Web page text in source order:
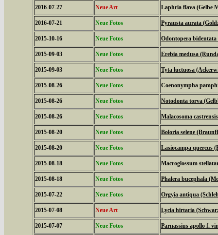
2016-07-27 Neue Art Laphria flava (Gelbe
2016-07-21 Neue Fotos Pyrausta aurata
2015-10-16 Neue Fotos Odontopera
2015-09-03 Neue Fotos Erebia medusa
2015-09-03 Neue Fotos Tyta luctuosa
2015-08-26 Neue Fotos Coenonympha
2015-08-26 Neue Fotos Notodonta torva
2015-08-26 Neue Fotos Malacosoma
2015-08-20 Neue Fotos Boloria selene
2015-08-20 Neue Fotos Lasiocampa quercus
2015-08-18 Neue Fotos Macroglossum
2015-08-18 Neue Fotos Phalera bucephala
2015-07-22 Neue Fotos Orgyia antiqua
2015-07-08 Neue Art Lycia hirtaria
2015-07-07 Neue Fotos Parnassius apollo f.